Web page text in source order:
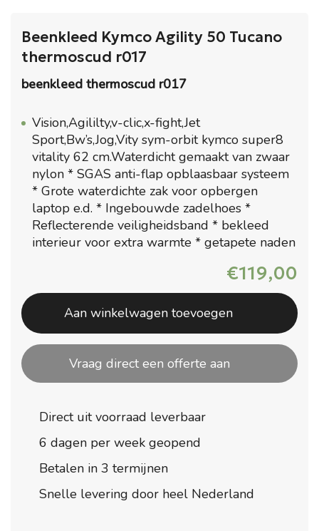
Beenkleed Kymco Agility 50 Tucano
thermoscud r017
beenkleed thermoscud r017
Vision,Agililty,v-clic,x-fight,Jet
Sport,Bw’s,Jog,Vity sym-orbit kymco super8
vitality 62 cm.Waterdicht gemaakt van zwaar
nylon * SGAS anti-flap opblaasbaar systeem
* Grote waterdichte zak voor opbergen
laptop e.d. * Ingebouwde zadelhoes *
Reflecterende veiligheidsband * bekleed
interieur voor extra warmte * getapete naden
€119,00
Aan winkelwagen toevoegen
Vraag direct een offerte aan
Direct uit voorraad leverbaar
6 dagen per week geopend
Betalen in 3 termijnen
Snelle levering door heel Nederland